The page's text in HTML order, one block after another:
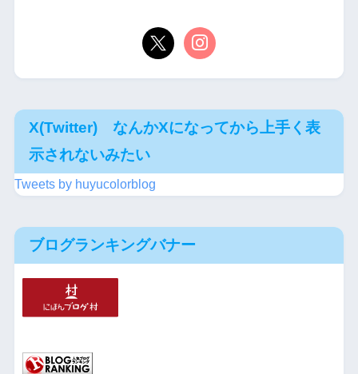
X(Twitter) なんかXになってから上手く表
示されないみたい
Tweets by huyucolorblog
ブログランキングバナー